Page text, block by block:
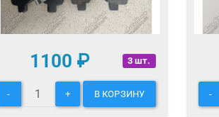
3 шт.
1100 ₽
- + В КОРЗИНУ -